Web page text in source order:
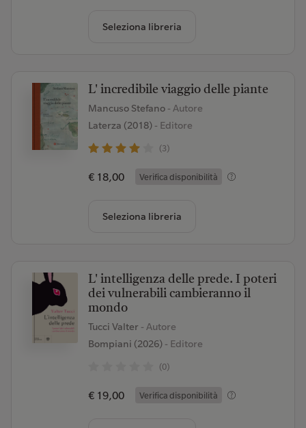
Seleziona libreria
L' incredibile viaggio delle piante
Mancuso Stefano - Autore
Laterza (2018)- Editore
(3)
€ 18,00 Verifica disponibilità
Seleziona libreria
L' intelligenza delle prede. I poteri
dei vulnerabili cambieranno il
mondo
Tucci Valter - Autore
Bompiani (2026)- Editore
(0)
€ 19,00 Verifica disponibilità